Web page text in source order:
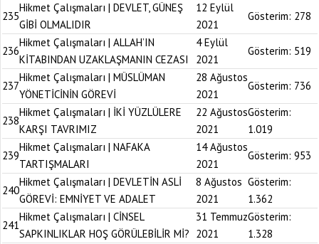
235
Hikmet Çalışmaları | DEVLET, GÜNEŞ
GİBİ OLMALIDIR
12 Eylül
2021
Gösterim: 278
236
Hikmet Çalışmaları | ALLAH’IN
KİTABINDAN UZAKLAŞMANIN CEZASI
4 Eylül
2021
Gösterim: 519
237
Hikmet Çalışmaları | MÜSLÜMAN
YÖNETİCİNİN GÖREVİ
28 Ağustos
2021
Gösterim: 736
238
Hikmet Çalışmaları | İKİ YÜZLÜLERE
KARŞI TAVRIMIZ
22 Ağustos
2021
Gösterim:
1.019
239
Hikmet Çalışmaları | NAFAKA
TARTIŞMALARI
14 Ağustos
2021
Gösterim: 953
240
Hikmet Çalışmaları | DEVLETİN ASLİ
GÖREVİ: EMNİYET VE ADALET
8 Ağustos
2021
Gösterim:
1.362
241
Hikmet Çalışmaları | CİNSEL
SAPKINLIKLAR HOŞ GÖRÜLEBİLİR Mİ?
31 Temmuz
2021
Gösterim:
1.328